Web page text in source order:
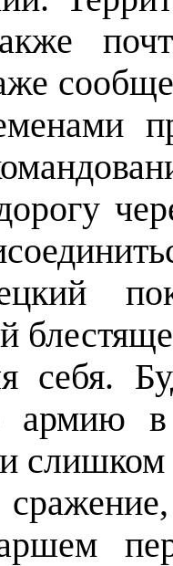
себя.
армию в
слишком